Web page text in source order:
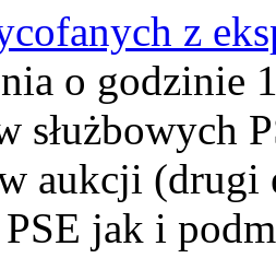
z
o godzinie
służbowych
aukcji (drugi
jak i